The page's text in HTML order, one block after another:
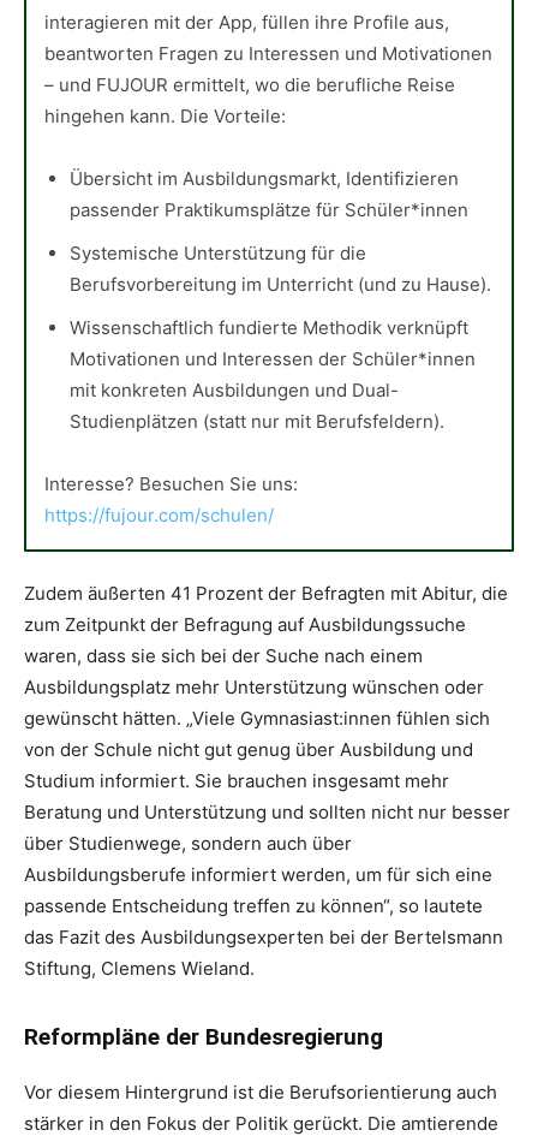
interagieren mit der App, füllen ihre Profile aus,
beantworten Fragen zu Interessen und Motivationen
– und FUJOUR ermittelt, wo die berufliche Reise
hingehen kann. Die Vorteile:
Übersicht im Ausbildungsmarkt, Identifizieren
passender Praktikumsplätze für Schüler*innen
Systemische Unterstützung für die
Berufsvorbereitung im Unterricht (und zu Hause).
Wissenschaftlich fundierte Methodik verknüpft
Motivationen und Interessen der Schüler*innen
mit konkreten Ausbildungen und Dual-
Studienplätzen (statt nur mit Berufsfeldern).
Interesse? Besuchen Sie uns:
https://fujour.com/schulen/
Zudem äußerten 41 Prozent der Befragten mit Abitur, die
zum Zeitpunkt der Befragung auf Ausbildungssuche
waren, dass sie sich bei der Suche nach einem
Ausbildungsplatz mehr Unterstützung wünschen oder
gewünscht hätten. „Viele Gymnasiast:innen fühlen sich
von der Schule nicht gut genug über Ausbildung und
Studium informiert. Sie brauchen insgesamt mehr
Beratung und Unterstützung und sollten nicht nur besser
über Studienwege, sondern auch über
Ausbildungsberufe informiert werden, um für sich eine
passende Entscheidung treffen zu können“, so lautete
das Fazit des Ausbildungsexperten bei der Bertelsmann
Stiftung, Clemens Wieland.
Reformpläne der Bundesregierung
Vor diesem Hintergrund ist die Berufsorientierung auch
stärker in den Fokus der Politik gerückt. Die amtierende